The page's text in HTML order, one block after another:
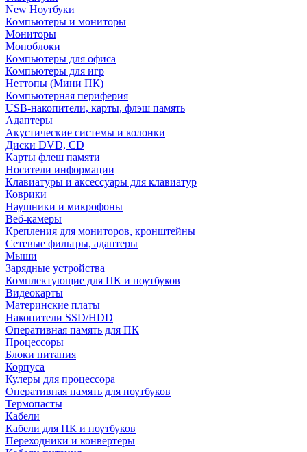
New Ноутбуки
Компьютеры и мониторы
Мониторы
Моноблоки
Компьютеры для офиса
Компьютеры для игр
Неттопы (Мини ПК)
Компьютерная периферия
USB-накопители, карты, флэш память
Адаптеры
Акустические системы и колонки
Диски DVD, CD
Карты флеш памяти
Носители информации
Клавиатуры и аксессуары для клавиатур
Коврики
Наушники и микрофоны
Веб-камеры
Крепления для мониторов, кронштейны
Сетевые фильтры, адаптеры
Мыши
Зарядные устройства
Комплектующие для ПК и ноутбуков
Видеокарты
Материнские платы
Накопители SSD/HDD
Оперативная память для ПК
Процессоры
Блоки питания
Корпуса
Кулеры для процессора
Оперативная память для ноутбуков
Термопасты
Кабели
Кабели для ПК и ноутбуков
Переходники и конвертеры